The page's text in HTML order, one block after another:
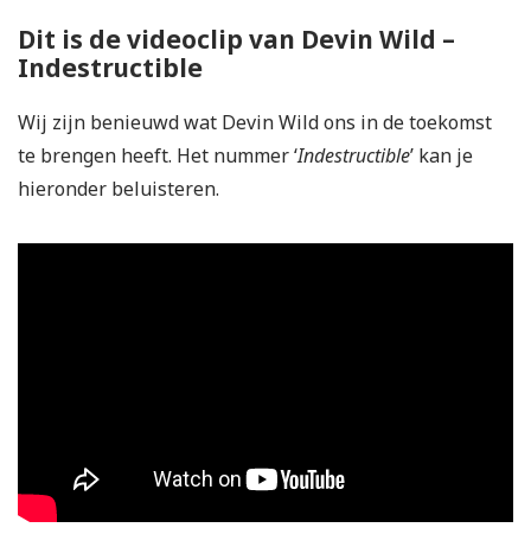
Dit is de videoclip van Devin Wild –
Indestructible
Wij zijn benieuwd wat Devin Wild ons in de toekomst
te brengen heeft. Het nummer ‘Indestructible’ kan je
hieronder beluisteren.